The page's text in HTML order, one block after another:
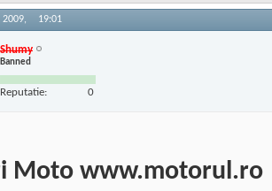
19:01
Shumy
Banned
Reputatie: 0
Moto www.motorul.ro